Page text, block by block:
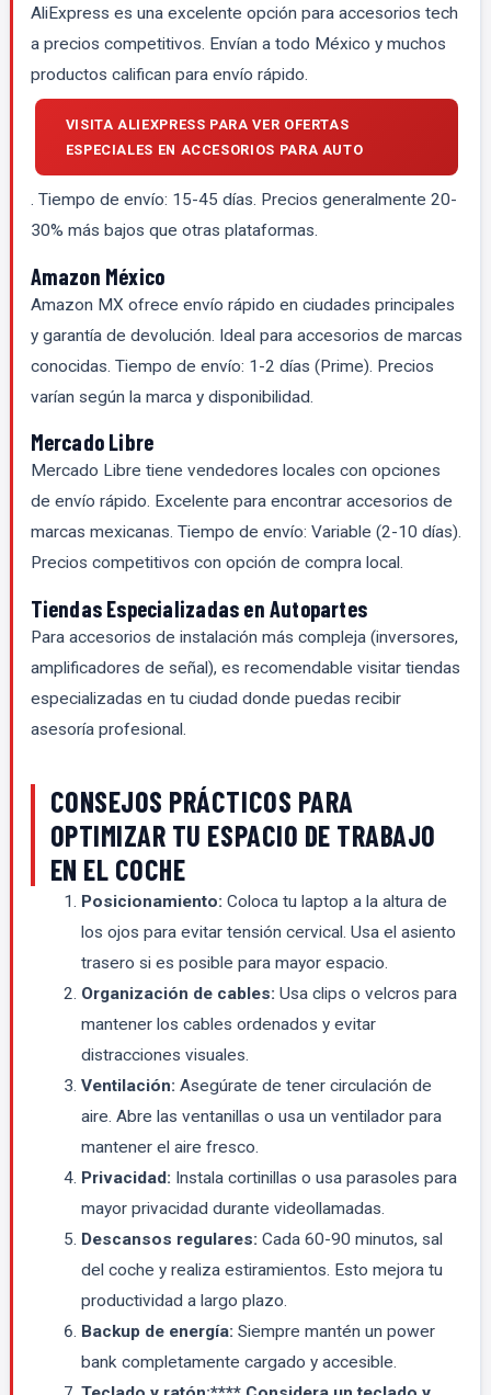
AliExpress es una excelente opción para accesorios tech
a precios competitivos. Envían a todo México y muchos
productos califican para envío rápido.
VISITA ALIEXPRESS PARA VER OFERTAS
ESPECIALES EN ACCESORIOS PARA AUTO
. Tiempo de envío: 15-45 días. Precios generalmente 20-
30% más bajos que otras plataformas.
Amazon México
Amazon MX ofrece envío rápido en ciudades principales
y garantía de devolución. Ideal para accesorios de marcas
conocidas. Tiempo de envío: 1-2 días (Prime). Precios
varían según la marca y disponibilidad.
Mercado Libre
Mercado Libre tiene vendedores locales con opciones
de envío rápido. Excelente para encontrar accesorios de
marcas mexicanas. Tiempo de envío: Variable (2-10 días).
Precios competitivos con opción de compra local.
Tiendas Especializadas en Autopartes
Para accesorios de instalación más compleja (inversores,
amplificadores de señal), es recomendable visitar tiendas
especializadas en tu ciudad donde puedas recibir
asesoría profesional.
CONSEJOS PRÁCTICOS PARA
OPTIMIZAR TU ESPACIO DE TRABAJO
EN EL COCHE
Posicionamiento: Coloca tu laptop a la altura de
los ojos para evitar tensión cervical. Usa el asiento
trasero si es posible para mayor espacio.
Organización de cables: Usa clips o velcros para
mantener los cables ordenados y evitar
distracciones visuales.
Ventilación: Asegúrate de tener circulación de
aire. Abre las ventanillas o usa un ventilador para
mantener el aire fresco.
Privacidad: Instala cortinillas o usa parasoles para
mayor privacidad durante videollamadas.
Descansos regulares: Cada 60-90 minutos, sal
del coche y realiza estiramientos. Esto mejora tu
productividad a largo plazo.
Backup de energía: Siempre mantén un power
bank completamente cargado y accesible.